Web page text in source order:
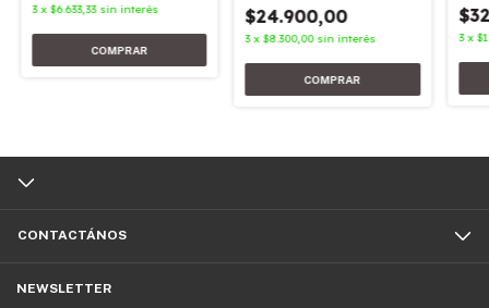
3 x $6.633,33 sin interés $24.900,00
3 x$8.300,00 sin interés 3 x
CONTACTÁNOS
NEWSLETTER